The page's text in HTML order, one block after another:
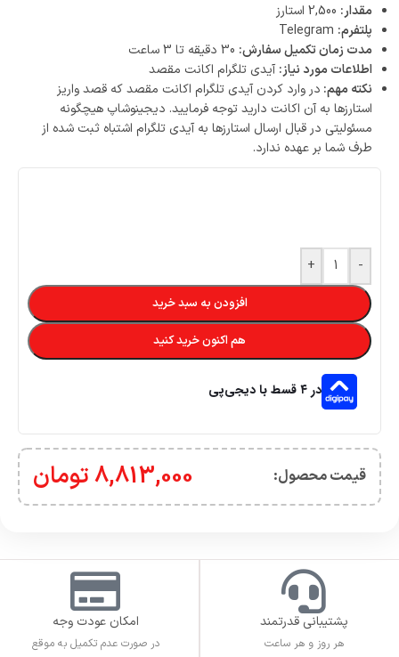
مقدار:
پلتفرم:
مدت زمان تکمیل سفارش:
اطلاعات مورد نیاز: آیدی تلگرام اکانت مقصد
نکته مهم: در وارد کردن آیدی تلگرام اکانت مقصد که قصد واریز
استارزها به آن اکانت دارید توجه فرمایید. دیجینوشاپ هیچگونه
مسئولیتی در قبال ارسال استارزها به آیدی تلگرام اشتباه ثبت شده از
طرف شما بر عهده ندارد.
-
+
افزودن به سبد خرید
هم اکنون خرید کنید
در ۴ قسط با دیجی‌پی
قیمت محصول:​ 8,813,000تومان
پشتیبانی قدرتمند
هر روز و هر ساعت
امکان عودت وجه
در صورت عدم تکمیل به موقع